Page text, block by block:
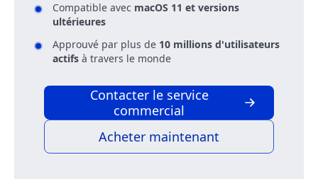
Compatible avec macOS 11 et versions
ultérieures
Approuvé par plus de 10 millions d'utilisateurs
actifs à travers le monde
Contacter le service
commercial
Acheter maintenant